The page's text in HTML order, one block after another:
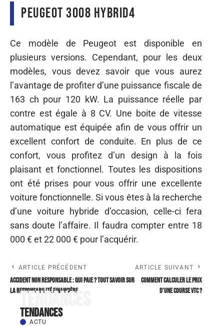
Peugeot 3008 HYbrid4
Ce modèle de Peugeot est disponible en
plusieurs versions. Cependant, pour les deux
modèles, vous devez savoir que vous aurez
l’avantage de profiter d’une puissance fiscale de
163 ch pour 120 kW. La puissance réelle par
contre est égale à 8 CV. Une boite de vitesse
automatique est équipée afin de vous offrir un
excellent confort de conduite. En plus de ce
confort, vous profitez d’un design à la fois
plaisant et fonctionnel. Toutes les dispositions
ont été prises pour vous offrir une excellente
voiture fonctionnelle. Si vous êtes à la recherche
d’une voiture hybride d’occasion, celle-ci fera
sans doute l’affaire. Il faudra compter entre 18
000 € et 22 000 € pour l’acquérir.
ARTICLE PRÉCÉDENT
Accident non responsable : qui paie ? Tout savoir sur
la responsabilité financière
ARTICLE SUIVANT
Comment calculer le prix
d’une course VTC ?
Tendances
Tendances
ACTU